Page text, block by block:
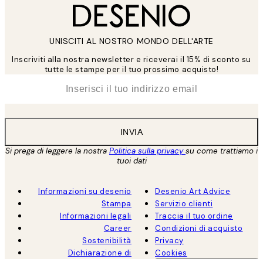
UNISCITI AL NOSTRO MONDO DELL'ARTE
Inscriviti alla nostra newsletter e riceverai il 15% di sconto su
tutte le stampe per il tuo prossimo acquisto!
INVIA
Si prega di leggere la nostra Politica sulla privacysu come trattiamo i
tuoi dati
Informazioni su desenio
Stampa
Informazioni legali
Career
Sostenibilità
Dichiarazione di
Desenio Art Advice
Servizio clienti
Traccia il tuo ordine
Condizioni di acquisto
Privacy
Cookies